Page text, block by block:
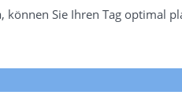
Sie Ihren Tag optimal